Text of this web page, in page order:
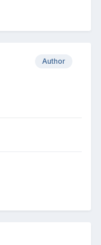
Author